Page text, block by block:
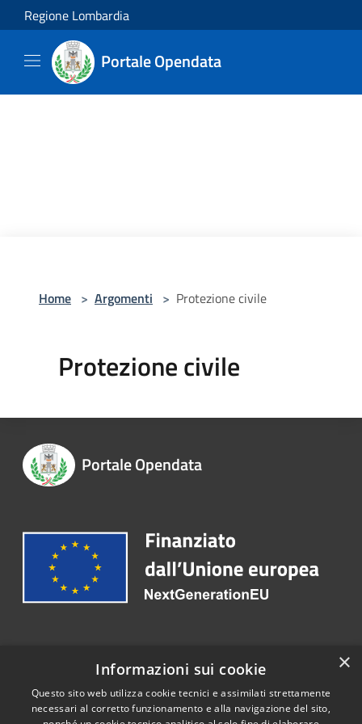
Salta al contenuto principale
Regione Lombardia
Portale Opendata
Home > Argomenti > Protezione civile
Protezione civile
Portale Opendata
Recapiti e contatti
Telefono: 0363 3171
×
Informazioni sui cookie
Questo sito web utilizza cookie tecnici e assimilati strettamente
necessari al corretto funzionamento e alla navigazione del sito,